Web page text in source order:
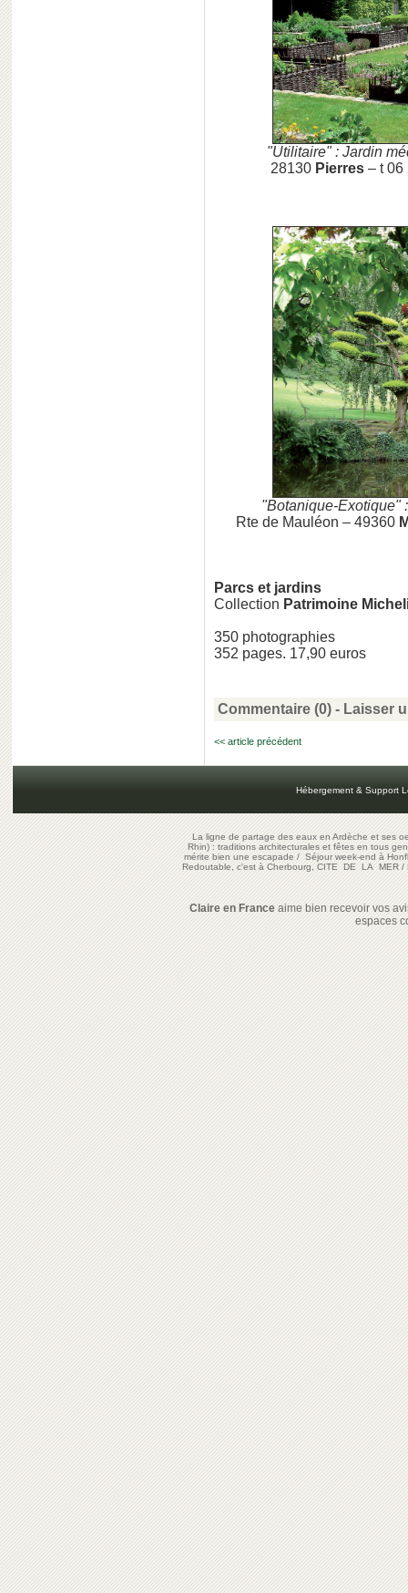
"Utilitaire" : Jardin
28130 Pierres – t 06
"Botanique-Exotique"
Rte de Mauléon – 49360
Parcs et jardins
Collection Patrimoine
350 photographies
352 pages. 17,90 euros
Commentaire (0) - Laisser
<< article précédent
Hébergement & Support
La ligne de partage des eaux en Ardèche et ses
Rhin) : traditions architecturales et fêtes en tous
mérite bien une escapade/Séjour week-end à
Redoutable, c'est à Cherbourg, CITE DE LA MER/
Claire en Franceaime bien recevoir vos
espaces